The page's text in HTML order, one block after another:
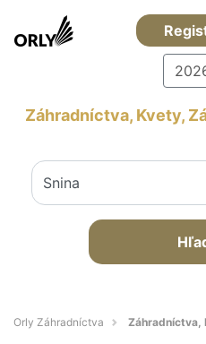
Záhradníctva, Kvety,
Orly Záhradníctva Záhradníctva,